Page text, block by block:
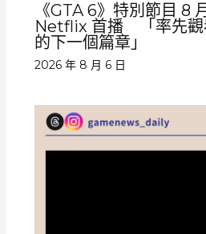
《GTA 6》特別節目 8
Netflix 首播 「率先觀
的下一個篇章」
2026 年 8 月 6 日